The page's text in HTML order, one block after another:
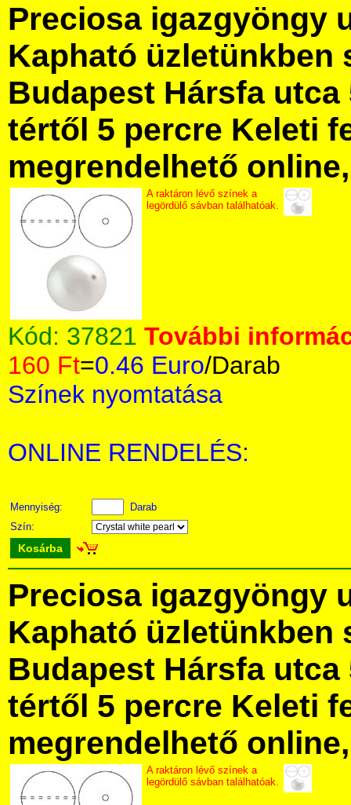
Preciosa igazgyöngy
Kapható üzletünkben
Budapest Hársfa utca
tértől 5 percre Keleti
megrendelhető
A raktáron lévő színek a
legördülő sávban találhatóak.
Kód: 37821 További
160 Ft=0.46 Euro/Darab
Színek nyomtatása
ONLINE RENDELÉS:
Mennyiség:
Darab
Szín:
Kosárba
Preciosa igazgyöngy
Kapható üzletünkben
Budapest Hársfa utca
tértől 5 percre Keleti
megrendelhető
A raktáron lévő színek a
legördülő sávban találhatóak.